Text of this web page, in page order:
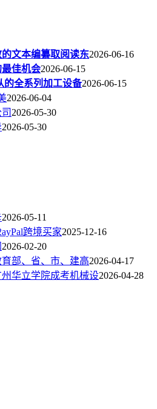
文本编纂取阅读东2026-06-16
佳机会2026-06-15
的全系列加工设备2026-06-15
2026-06-04
2026-05-30
2026-05-30
2026-05-11
跨境买家2025-12-16
2026-02-20
部、省、市、建高2026-04-17
华立学院成考机械设2026-04-28